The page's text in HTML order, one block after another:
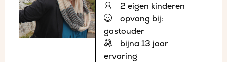
2 eigen kinderen
opvang bij:
gastouder
bijna 13 jaar
ervaring